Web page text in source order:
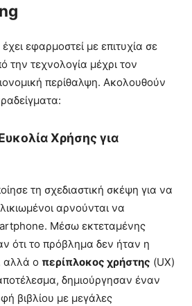
εφαρμοστεί με επιτυχία σε
την τεχνολογία μέχρι τον
περίθαλψη. Ακολουθούν
Χρήσης για
τη σχεδιαστική σκέψη για να
αρνούνται να
Μέσω εκτεταμένης
ότι το πρόβλημα δεν ήταν η
αλλά ο περίπλοκος χρήστης (UX)
δημιούργησαν έναν
βιβλίου με μεγάλες